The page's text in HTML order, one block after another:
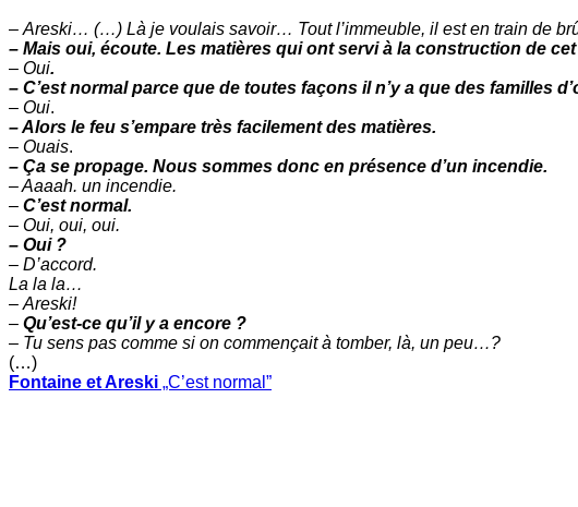
– Areski… (…) Là je voulais savoir… Tout l’immeuble, il est en train de
– Mais oui, écoute. Les matières qui ont servi à la construction de
– Oui.
– C’est normal parce que de toutes façons il n’y a que des familles
– Oui.
– Alors le feu s’empare très facilement des matières.
– Ouais.
– Ça se propage. Nous sommes donc en présence d’un incendie.
– Aaaah. un incendie.
– C’est normal.
– Oui, oui, oui.
– Oui ?
– D’accord.
La la la…
– Areski!
– Qu’est-ce qu’il y a encore ?
– Tu sens pas comme si on commençait à tomber, là, un peu…?
(…)
Fontaine et Areski „C’est normal”